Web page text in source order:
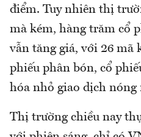
điểm. Tuy nhiên thị
mà kém, hàng trăm cổ
vẫn tăng giá, với 26 mã
phiếu phân bón, cổ
hóa nhỏ giao dịch nóng
Thị trường chiều nay